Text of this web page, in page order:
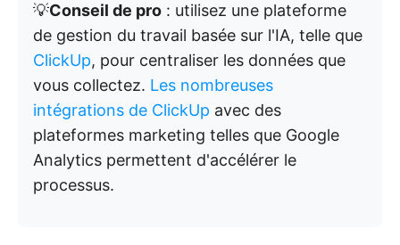
💡Conseil de pro : utilisez une plateforme
de gestion du travail basée sur l'IA, telle que
ClickUp, pour centraliser les données que
vous collectez. Les nombreuses
intégrations de ClickUp avec des
plateformes marketing telles que Google
Analytics permettent d'accélérer le
processus.